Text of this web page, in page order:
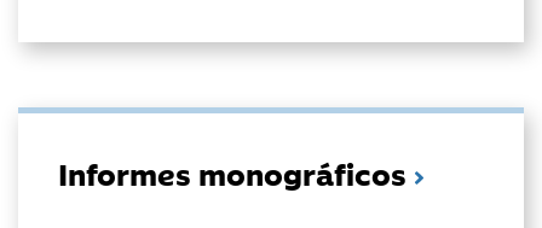
Informes monográficos